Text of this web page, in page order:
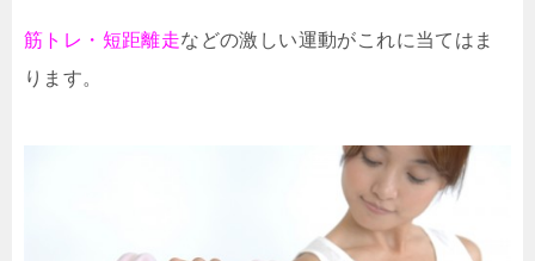
筋トレ・短距離走などの激しい運動がこれに当てはま
ります。